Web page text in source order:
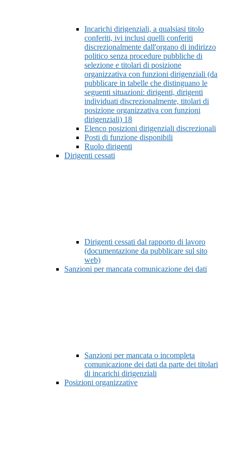
Incarichi dirigenziali, a qualsiasi titolo
conferiti, ivi inclusi quelli conferiti
discrezionalmente dall'organo di indirizzo
politico senza procedure pubbliche di
selezione e titolari di posizione
organizzativa con funzioni dirigenziali (da
pubblicare in tabelle che distinguano le
seguenti situazioni: dirigenti, dirigenti
individuati discrezionalmente, titolari di
posizione organizzativa con funzioni
dirigenziali) 18
Elenco posizioni dirigenziali discrezionali
Posti di funzione disponibili
Ruolo dirigenti
Dirigenti cessati
Dirigenti cessati dal rapporto di lavoro
(documentazione da pubblicare sul sito
web)
Sanzioni per mancata comunicazione dei dati
Sanzioni per mancata o incompleta
comunicazione dei dati da parte dei titolari
di incarichi dirigenziali
Posizioni organizzative